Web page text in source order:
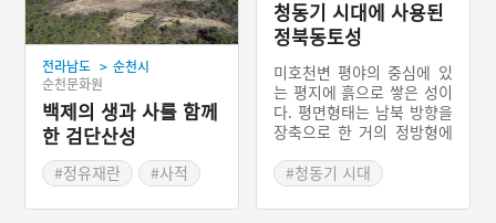
마련되어 있다. 제관은 수살
제 일주일 전에 선정한다.
제의 비용은 마을 사람들이
모아 마련한다. 제물로는 외
수살, 내수살 각각에 돼지
머리를 올린다. 모든 제의
절차는 유교식 예법을 엄격
히 따른다. 마지막 절차까지
모두 끝나면 주민들 모두가
음식을 나누어 먹는다. 적어
도 1960년대 이전부터 시작
전라남도 > 순천시
순천문화원
백제의 생과 사를 함께
한 검단산성
#정유재란
#사적
청동기 시대에 사용된
정북동토성
미호천변 평야의 중심에 있
는 평지에 흙으로 쌓은 성이
다. 평면형태는 남북 방향을
장축으로 한 거의 정방형에
성벽의 둘레는 약 675m이
고 높이 3.5m, 폭은 8∼13
m 정도 된다. 성안에서는
#청동기 시대